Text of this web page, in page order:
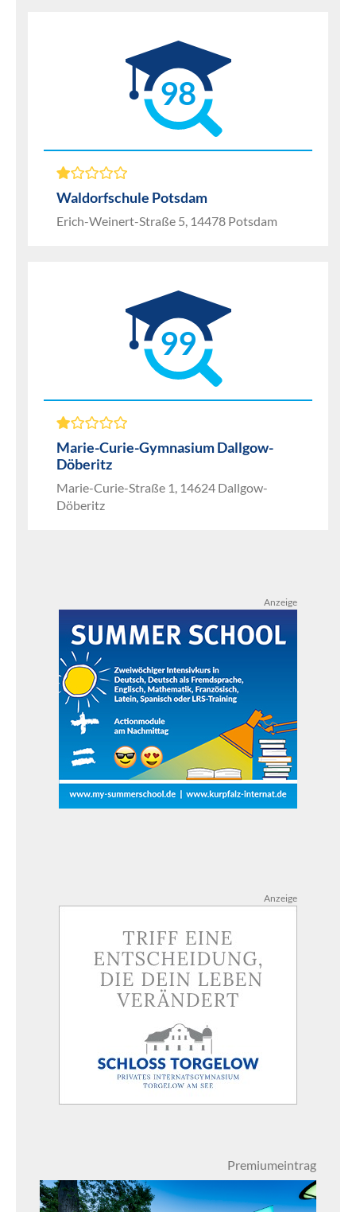
98
Waldorfschule Potsdam
Erich-Weinert-Straße 5, 14478 Potsdam
99
Marie-Curie-Gymnasium Dallgow-
Döberitz
Marie-Curie-Straße 1, 14624 Dallgow-
Döberitz
Anzeige
Anzeige
Premiumeintrag